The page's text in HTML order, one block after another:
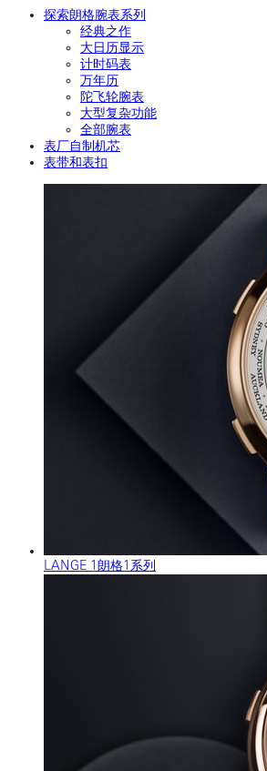
探索朗格腕表系列
经典之作
大日历显示
计时码表
万年历
陀飞轮腕表
大型复杂功能
全部腕表
表厂自制机芯
表带和表扣
LANGE 1朗格1系列